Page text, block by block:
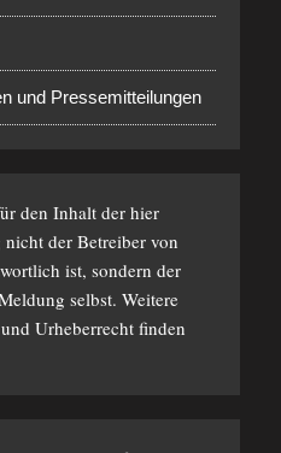
und Pressemitteilungen
den Inhalt der hier
der Betreiber von
ist, sondern der
selbst. Weitere
Urheberrecht finden